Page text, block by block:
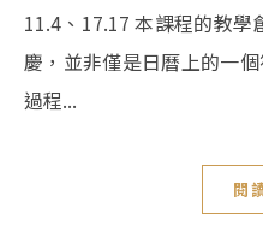
11.4、17.17 本課程的教
慶，並非僅是日曆上的一
過程...
閱